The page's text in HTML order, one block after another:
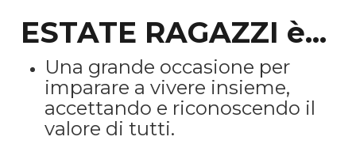
ESTATE RAGAZZI è...
Una grande occasione per
imparare a vivere insieme,
accettando e riconoscendo il
valore di tutti.